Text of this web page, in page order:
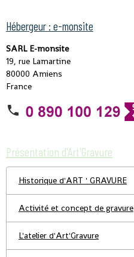
Hébergeur : e-monsite
SARL E-monsite
19, rue Lamartine
80000 Amiens
France
Présentation d'Art'Gravure
Historique d'ART ' GRAVURE
Activité et concept de gravure
L'atelier d'Art'Gravure